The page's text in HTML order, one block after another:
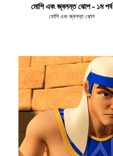
মোশি এবং জ্বলন্ত ঝোপ - ১ম পর্ব
মোশি এবং জ্বলন্ত ঝোপ